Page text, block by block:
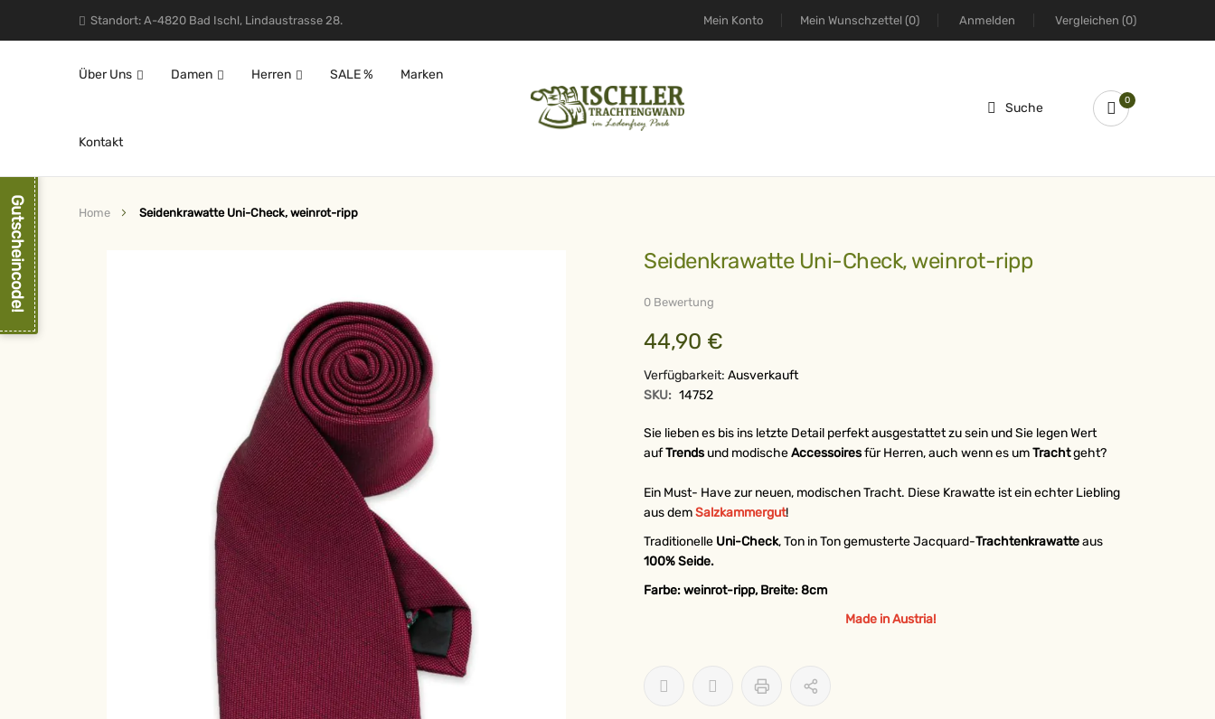
Standort: A-4820 Bad Ischl, Lindaustrasse 28. Mein Konto Mein Wunschzettel (0) Anmelden Vergleichen (0)
Über Uns Damen Herren SALE % Marken
Kontakt
Suche 0
Home Seidenkrawatte Uni-Check, weinrot-ripp
Seidenkrawatte Uni-Check, weinrot-ripp
0 Bewertung
44,90 €
Verfügbarkeit: Ausverkauft
SKU: 14752
Sie lieben es bis ins letzte Detail perfekt ausgestattet zu sein und Sie legen Wert
aufTrends und modischeAccessoiresfür Herren, auch wenn es umTrachtgeht?
Ein Must- Have zur neuen, modischen Tracht. Diese Krawatte ist ein echter Liebling
aus demSalzkammergut!
Traditionelle Uni-Check, Ton in Ton gemusterte Jacquard-Trachtenkrawatteaus
100% Seide.
Farbe: weinrot-ripp, Breite: 8cm
Made in Austria!
Gutscheincode!